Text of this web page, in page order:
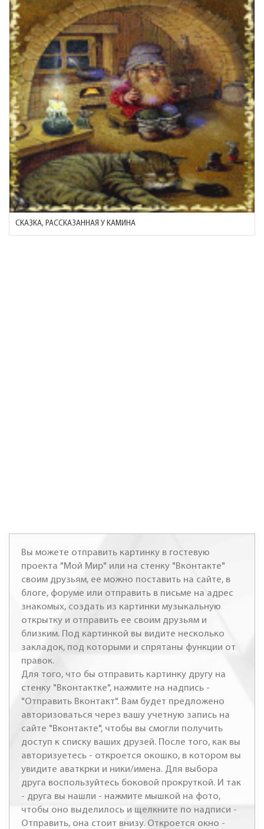
СКАЗКА, РАССКАЗАННАЯ У КАМИНА
Вы можете отправить картинку в гостевую
проекта "Мой Мир" или на стенку "Вконтакте"
своим друзьям, ее можно поставить на сайте, в
блоге, форуме или отправить в письме на адрес
знакомых, создать из картинки музыкальную
открытку и отправить ее своим друзьям и
близким. Под картинкой вы видите несколько
закладок, под которыми и спрятаны функции от
правок.
Для того, что бы отправить картинку другу на
стенку "Вконтактке", нажмите на надпись -
"Отправить Вконтакт". Вам будет предложено
авторизоваться через вашу учетную запись на
сайте "Вконтакте", чтобы вы смогли получить
доступ к списку ваших друзей. После того, как вы
авторизуетесь - откроется окошко, в котором вы
увидите аваткрки и ники/имена. Для выбора
друга воспользуйтесь боковой прокруткой. И так
- друга вы нашли - нажмите мышкой на фото,
чтобы оно выделилось и щелкните по надписи -
Отправить, она стоит внизу. Откроется окно -